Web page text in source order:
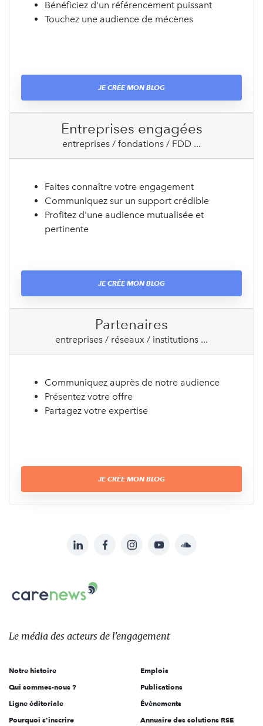
Bénéficiez d'un référencement puissant
Touchez une audience de mécènes
JE CRÉE MON BLOG
Entreprises engagées
entreprises / fondations / FDD ...
Faites connaître votre engagement
Communiquez sur un support crédible
Profitez d'une audience mutualisée et
pertinente
JE CRÉE MON BLOG
Partenaires
entreprises / réseaux / institutions ...
Communiquez auprès de notre audience
Présentez votre offre
Partagez votre expertise
JE CRÉE MON BLOG
sur:
LinkedInFacebookInstagramYouTubeSoundcloud
Carenews,
Le
des
l'engagement
Le média des acteurs de l'engagement
Notre histoire
Qui sommes-nous ?
Ligne éditoriale
Pourquoi s'inscrire
Emplois
Publications
Évènements
Annuaire des solutions RSE